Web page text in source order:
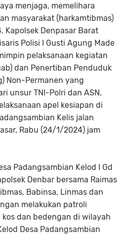
menjaga, memelihara
masyarakat (harkamtibmas)
Kapolsek Denpasar Barat
Polisi I Gusti Agung Made
pelaksanaan kegiatan
dan Penertiban Penduduk
Non-Permanen yang
unsur TNI-Polri dan ASN,
apel kesiapan di
Kelis jalan
Rabu (24/1/2024) jam
Padangsambian Kelod I Gd
Denbar bersama Raimas
Babinsa, Linmas dan
melakukan patroli
dan bedengan di wilayah
Desa Padangsambian